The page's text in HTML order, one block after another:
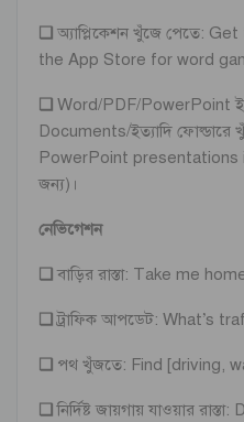
❏ অ্যাপ্লিকেশন খুঁজে পেতে:
the App Store for word
❏ Word/PDF/PowerPoint
Documents/ইত্যাদি ফোল্ডারে
PowerPoint presentations
জন্য)।
নেভিগেশন
❏ বাড়ির রাস্তা: Take me
❏ট্রাফিক আপডেট: What’s
❏ পথ খুঁজতে: Find [driving,
❏নির্দিষ্ট জায়গায় যাওয়ার